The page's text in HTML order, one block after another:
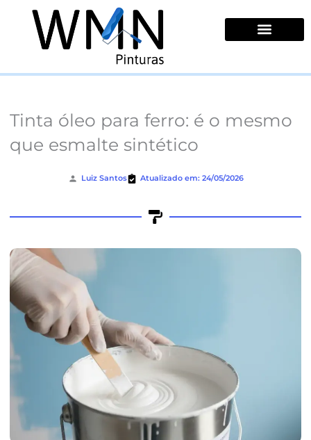
conteúdo
Tinta óleo para ferro: é o mesmo
que esmalte sintético
Luiz Santos Atualizado em: 24/05/2026